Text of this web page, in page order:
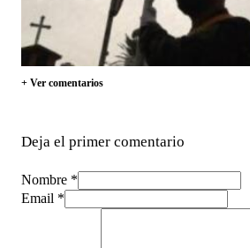
+ Ver comentarios
Deja el primer comentario
Nombre *
Email *